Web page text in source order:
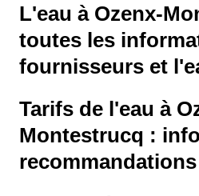
L'eau à Ozenx-
toutes les
fournisseurs et
Tarifs de l'eau à
Montestrucq :
recommandations